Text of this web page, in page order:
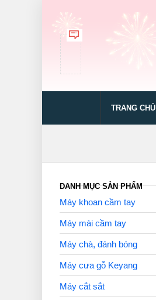
TRANG CHỦ
DANH MỤC SẢN PHẨM
Máy khoan cầm tay
Máy mài cầm tay
Máy chà, đánh bóng
Máy cưa gỗ Keyang
Máy cắt sắt